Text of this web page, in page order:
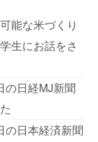
能な米づくり
生にお話をさ
の日経MJ新聞
の日本経済新聞